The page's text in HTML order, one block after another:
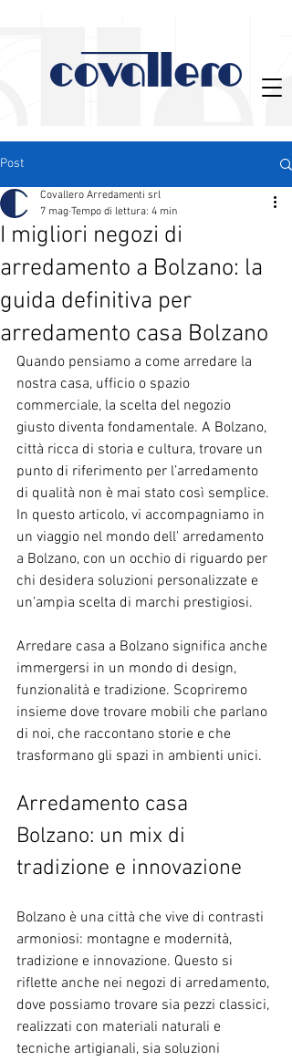
Post
I migliori negozi di
arredamento a Bolzano: la
guida definitiva per
arredamento casa Bolzano
Covallero Arredamenti srl
7 mag Tempo di lettura: 4 min
Quando pensiamo a come arredare la
nostra casa, ufficio o spazio
commerciale, la scelta del negozio
giusto diventa fondamentale. A Bolzano,
città ricca di storia e cultura, trovare un
punto di riferimento per l’arredamento
di qualità non è mai stato così semplice.
In questo articolo, vi accompagniamo in
un viaggio nel mondo dell' arredamento
a Bolzano, con un occhio di riguardo per
chi desidera soluzioni personalizzate e
un’ampia scelta di marchi prestigiosi.
Arredare casa a Bolzano significa anche
immergersi in un mondo di design,
funzionalità e tradizione. Scopriremo
insieme dove trovare mobili che parlano
di noi, che raccontano storie e che
trasformano gli spazi in ambienti unici.
Arredamento casa
Bolzano: un mix di
tradizione e innovazione
Bolzano è una città che vive di contrasti
armoniosi: montagne e modernità,
tradizione e innovazione. Questo si
riflette anche nei negozi di arredamento,
dove possiamo trovare sia pezzi classici,
realizzati con materiali naturali e
tecniche artigianali, sia soluzioni